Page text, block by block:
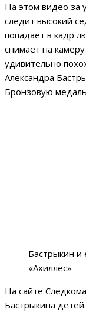
На этом видео за
следит высокий
попадает в кадр
снимает на
удивительно
Александра
Бронзовую
Бастрыкин и
«Ахиллес»
На сайте
Бастрыкина